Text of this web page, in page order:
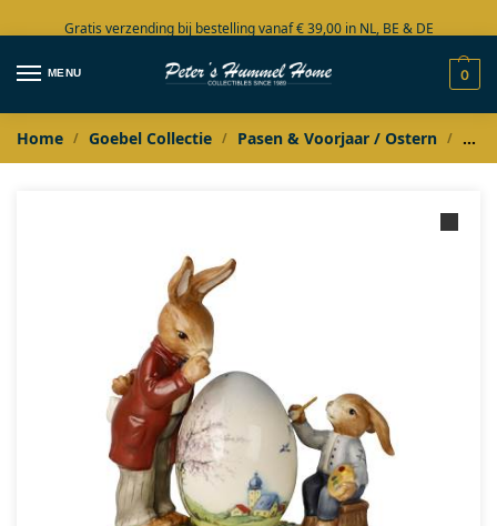
Gratis verzending bij bestelling vanaf € 39,00 in NL, BE & DE
Grote collectie in voorraad
MENU 0
Home / Goebel Collectie / Pasen & Voorjaar / Ostern /